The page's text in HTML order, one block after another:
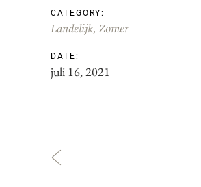
CATEGORY:
Landelijk Zomer
DATE:
juli 16, 2021